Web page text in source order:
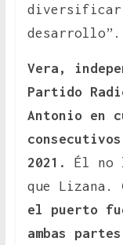
desarrollo”.
Vera,
Partido
Antonio en
2021. Él no
que Lizana.
el puerto
ambas